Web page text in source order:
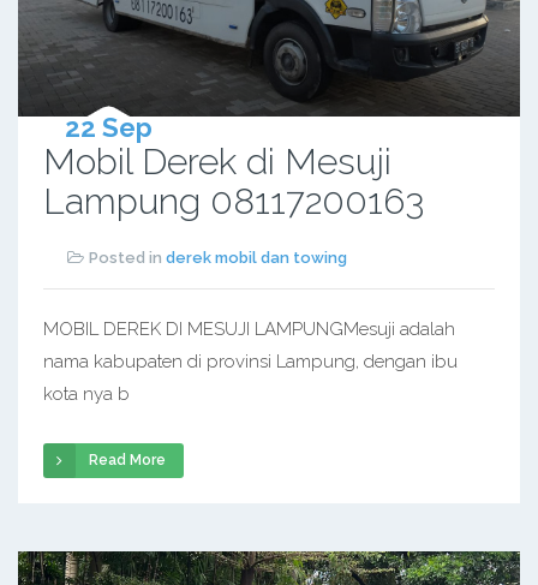
22 Sep
Mobil Derek di Mesuji
Lampung 08117200163
Posted in derek mobil dan towing
MOBIL DEREK DI MESUJI LAMPUNGMesuji adalah
nama kabupaten di provinsi Lampung, dengan ibu
kota nya b
Read More